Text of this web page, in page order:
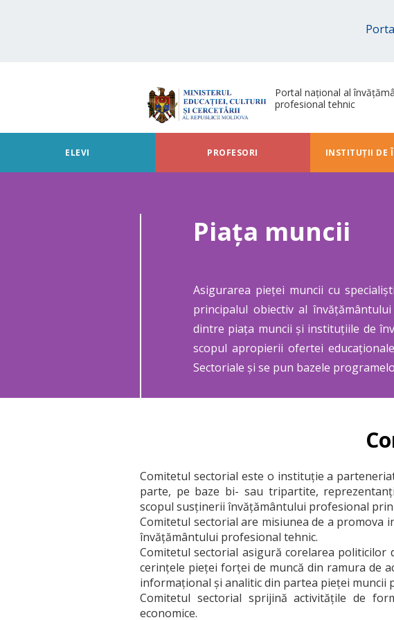
Portal național al
profesional tehnic
ELEVI PROFESORI INSTITUȚII DE
Piața muncii
Asigurarea pieței muncii cu
principalul obiectiv al
dintre piața muncii și instituțiile de
scopul apropierii ofertei
Sectoriale și se pun bazele
Comitetul sectorial este o instituţie a
parte, pe baze bi- sau tripartite,
scopul susţinerii învăţământului profesional
Comitetul sectorial are misiunea de a promova
învățământului profesional tehnic.
Comitetul sectorial asigură corelarea
cerinţele pieţei forței de muncă din ramura de
informaţional şi analitic din partea pieţei
Comitetul sectorial sprijină activităţile de
economice.